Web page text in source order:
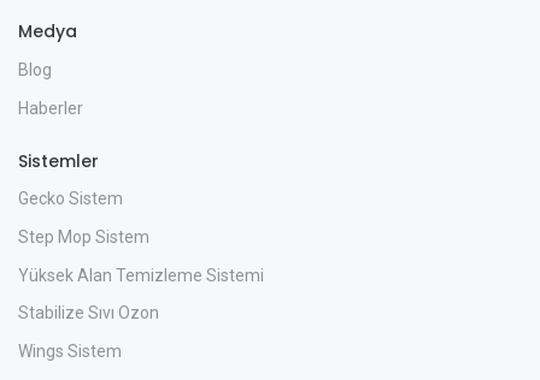
Medya
Blog
Haberler
Sistemler
Gecko Sistem
Step Mop Sistem
Yüksek Alan Temizleme Sistemi
Stabilize Sıvı Ozon
Wings Sistem